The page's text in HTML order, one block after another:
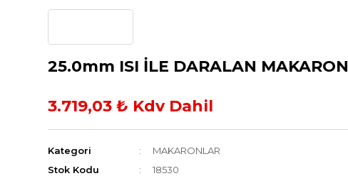
25.0mm ISI İLE DARALAN MAKARON
3.719,03 ₺ Kdv Dahil
Kategori
MAKARONLAR
Stok Kodu
18530